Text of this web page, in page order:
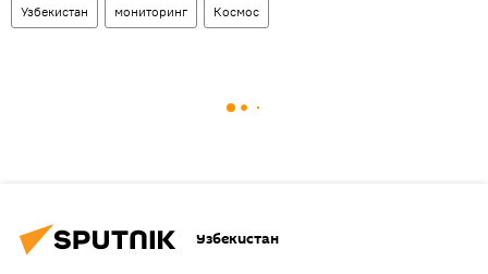
Узбекистан мониторинг Космос
Узбекистан